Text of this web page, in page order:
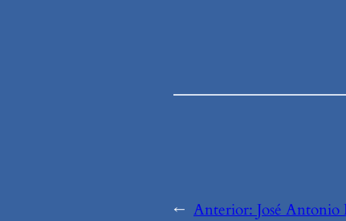
← Anterior: José Antonio